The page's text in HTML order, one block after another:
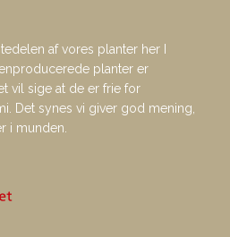
af vores planter her I
planter er
vil sige at de er frie for
Det synes vi giver god mening,
i munden.